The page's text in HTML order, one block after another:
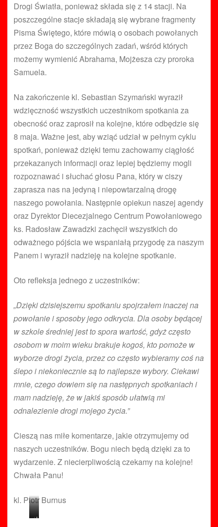
Drogi Światła, ponieważ składa się z 14 stacji. Na
poszczególne stacje składają się wybrane fragmenty
Pisma Świętego, które mówią o osobach powołanych
przez Boga do szczególnych zadań, wśród których
możemy wymienić Abrahama, Mojżesza czy proroka
Samuela.
Na zakończenie kl. Sebastian Szymański wyraził
wdzięczność wszystkich uczestnikom spotkania za
obecność oraz zaprosił na kolejne, które odbędzie się
8 maja. Ważne jest, aby wziąć udział w pełnym cyklu
spotkań, ponieważ dzięki temu zachowamy ciągłość
przekazanych informacji oraz lepiej będziemy mogli
rozpoznawać i słuchać głosu Pana, który w ciszy
zaprasza nas na jedyną i niepowtarzalną drogę
naszego powołania. Następnie opiekun naszej agendy
oraz Dyrektor Diecezjalnego Centrum Powołaniowego
ks. Radosław Zawadzki zachęcił wszystkich do
odważnego pójścia we wspaniałą przygodę za naszym
Panem i wyraził nadzieję na kolejne spotkanie.
Oto refleksja jednego z uczestników:
„Dzięki dzisiejszemu spotkaniu spojrzałem inaczej na
powołanie i sposoby jego odkrycia. Dla osoby będącej
w szkole średniej jest to spora wartość, gdyż często
osobom w moim wieku brakuje kogoś, kto pomoże w
wyborze drogi życia, przez co często wybieramy coś na
ślepo i niekoniecznie są to najlepsze wybory. Ciekawi
mnie, czego dowiem się na następnych spotkaniach i
mam nadzieję, że w jakiś sposób ułatwią mi
odnalezienie drogi mojego życia.”
Cieszą nas miłe komentarze, jakie otrzymujemy od
naszych uczestników. Bogu niech będą dzięki za to
wydarzenie. Z niecierpliwością czekamy na kolejne!
Chwała Panu!
kl. Piotr Burnus
b
d